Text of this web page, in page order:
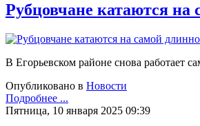
Рубцовчане катаются на
В Егорьевском районе снова работает
Опубликовано в Новости
Подробнее ...
Пятница, 10 января 2025 09:39